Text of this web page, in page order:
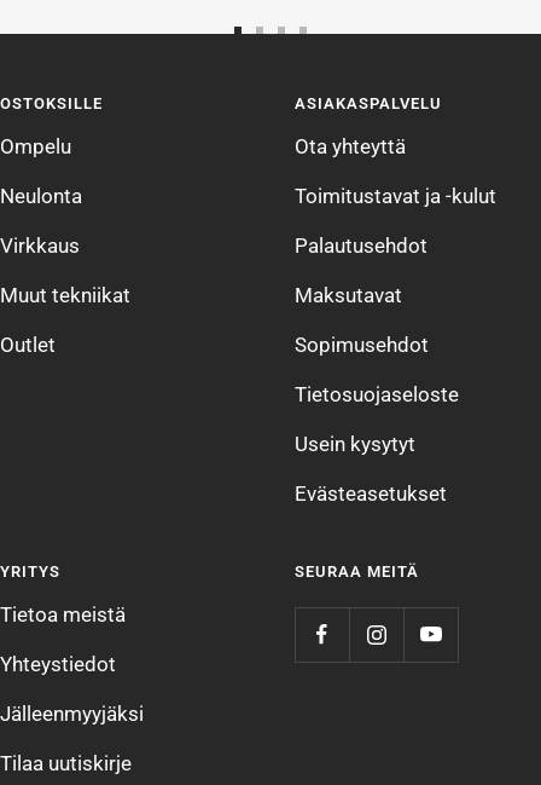
4
OSTOKSILLE
Ompelu
Neulonta
Virkkaus
Muut tekniikat
Outlet
ASIAKASPALVELU
Ota yhteyttä
Toimitustavat ja -kulut
Palautusehdot
Maksutavat
Sopimusehdot
Tietosuojaseloste
Usein kysytyt
Evästeasetukset
YRITYS
Tietoa meistä
Yhteystiedot
Jälleenmyyjäksi
Tilaa uutiskirje
SEURAA MEITÄ